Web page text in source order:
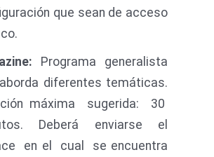
que sean de acceso
:
Programa generalista
diferentes temáticas.
máxima sugerida: 30
Deberá enviarse el
en el cual se encuentra